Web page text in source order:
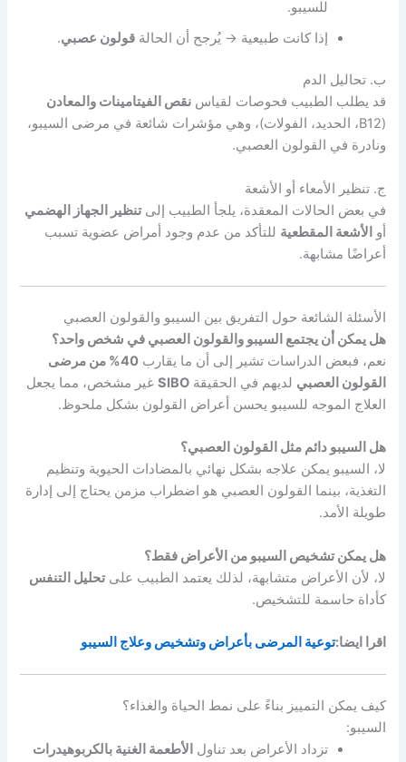
للسيبو.
إذا كانت طبيعية → يُرجح أن الحالةقولون عصبي.
ب. تحاليل الدم
قد يطلب الطبيب فحوصات لقياسنقص الفيتامينات والمعادن
(B12، الحديد، الفولات)، وهي مؤشرات شائعة في مرضى السيبو،
ونادرة في القولون العصبي.
ج. تنظير الأمعاء أو الأشعة
في بعض الحالات المعقدة، يلجأ الطبيب إلىتنظير الجهاز الهضمي
أو الأشعة المقطعية للتأكد من عدم وجود أمراض عضوية تسبب
أعراضًا مشابهة.
الأسئلة الشائعة حول التفريق بين السيبو والقولون العصبي
هل يمكن أن يجتمع السيبو والقولون العصبي في شخص واحد؟
نعم، فبعض الدراسات تشير إلى أن ما يقارب
40% من مرضى
القولون العصبي لديهم في الحقيقةSIBO غير مشخص، مما يجعل
العلاج الموجه للسيبو يحسن أعراض القولون بشكل ملحوظ.
هل السيبو دائم مثل القولون العصبي؟
لا، السيبو يمكن علاجه بشكل نهائي بالمضادات الحيوية وتنظيم
التغذية، بينما القولون العصبي هو اضطراب مزمن يحتاج إلى إدارة
طويلة الأمد.
هل يمكن تشخيص السيبو من الأعراض فقط؟
لا، لأن الأعراض متشابهة، لذلك يعتمد الطبيب علىتحليل التنفس
كأداة حاسمة للتشخيص.
اقرا ايضا:توعية المرضى بأعراض وتشخيص وعلاج السيبو
كيف يمكن التمييز بناءً على نمط الحياة والغذاء؟
السيبو:
تزداد الأعراض بعد تناول الأطعمة الغنية بالكربوهيدرات